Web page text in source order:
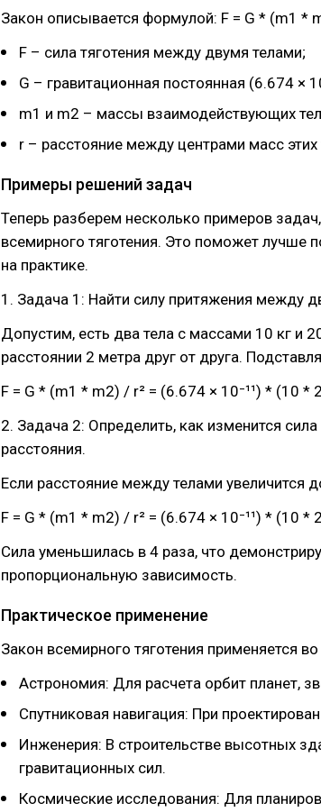
Закон описывается формулой: F = G * (m1 *
F – сила тяготения между двумя телами;
G – гравитационная постоянная (6.674 ×
m1 и m2 – массы взаимодействующих
r – расстояние между центрами масс этих
Примеры решений задач
Теперь разберем несколько примеров
всемирного тяготения. Это поможет лучше
на практике.
1. Задача 1: Найти силу притяжения между
Допустим, есть два тела с массами 10 кг и
расстоянии 2 метра друг от друга.
F = G * (m1 * m2) / r² = (6.674 × 10⁻¹¹) * (10 *
2. Задача 2: Определить, как изменится
расстояния.
Если расстояние между телами увеличится
F = G * (m1 * m2) / r² = (6.674 × 10⁻¹¹) * (10 *
Сила уменьшилась в 4 раза, что
пропорциональную зависимость.
Практическое применение
Закон всемирного тяготения применяется
Астрономия: Для расчета орбит планет,
Спутниковая навигация: При
Инженерия: В строительстве высотных
гравитационных сил.
Космические исследования: Для